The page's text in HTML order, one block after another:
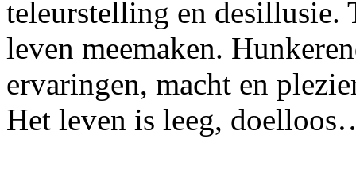
teleurstelling en desillusie.
leven meemaken.
ervaringen, macht en
Het leven is leeg,